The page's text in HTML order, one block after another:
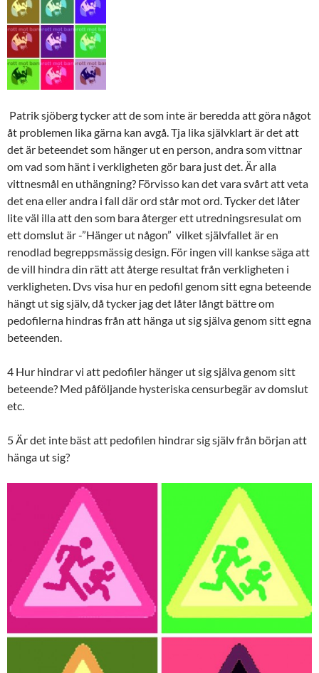
Patrik sjöberg tycker att de som inte är beredda att göra något
åt problemen lika gärna kan avgå. Tja lika självklart är det att
det är beteendet som hänger ut en person, andra som vittnar
om vad som hänt i verkligheten gör bara just det. Är alla
vittnesmål en uthängning? Förvisso kan det vara svårt att veta
det ena eller andra i fall där ord står mot ord. Tycker det låter
lite väl illa att den som bara återger ett utredningsresulat om
ett domslut är -”Hänger ut någon” vilket självfallet är en
renodlad begreppsmässig design. För ingen vill kankse säga att
de vill hindra din rätt att återge resultat från verkligheten i
verkligheten. Dvs visa hur en pedofil genom sitt egna beteende
hängt ut sig själv, då tycker jag det låter långt bättre om
pedofilerna hindras från att hänga ut sig själva genom sitt egna
beteenden.
4 Hur hindrar vi att pedofiler hänger ut sig själva genom sitt
beteende? Med påföljande hysteriska censurbegär av domslut
etc.
5 Är det inte bäst att pedofilen hindrar sig själv från början att
hänga ut sig?